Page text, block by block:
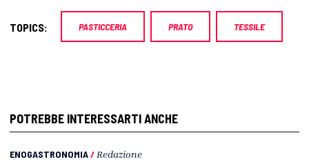
TOPICS: PASTICCERIA PRATO TESSILE
POTREBBE INTERESSARTI ANCHE
ENOGASTRONOMIA/ Redazione